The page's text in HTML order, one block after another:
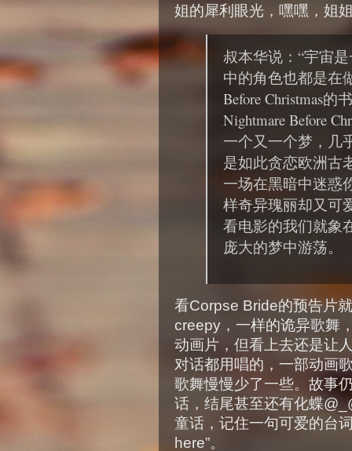
姐的犀利眼光，嘿嘿，姐
叔本华说：“宇宙
中的角色也都是在
Before Christmas的
Nightmare Before
一个又一个梦，几
是如此贪恋欧洲古
一场在黑暗中迷惑
样奇异瑰丽却又可
看电影的我们就象
庞大的梦中游荡。
看Corpse Bride的预告片
creepy，一样的诡异歌舞
动画片，但看上去还是让
对话都用唱的，一部动画
歌舞慢慢少了一些。故事
话，结尾甚至还有化蝶
童话，记住一句可爱的台
here”。